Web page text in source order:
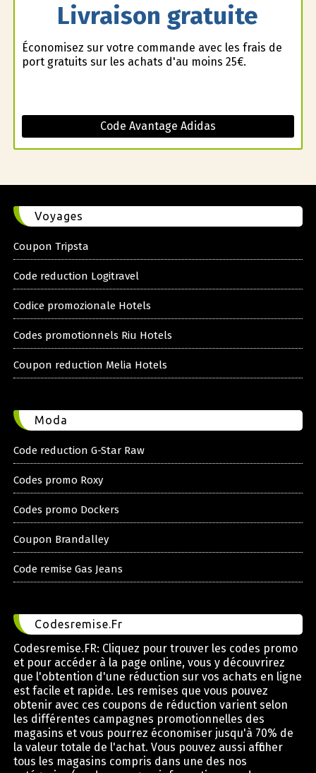
Livraison gratuite
Économisez sur votre commande avec les frais de
port gratuits sur les achats d'au moins 25€.
Code Avantage Adidas
Voyages
Coupon Tripsta
Code reduction Logitravel
Codice promozionale Hotels
Codes promotionnels Riu Hotels
Coupon reduction Melia Hotels
Moda
Code reduction G-Star Raw
Codes promo Roxy
Codes promo Dockers
Coupon Brandalley
Code remise Gas Jeans
Codesremise.Fr
Codesremise.FR: Cliquez pour trouver les codes promo
et pour accéder à la page online, vous y découvrirez
que l'obtention d'une réduction sur vos achats en ligne
est facile et rapide. Les remises que vous pouvez
obtenir avec ces coupons de réduction varient selon
les différentes campagnes promotionnelles des
magasins et vous pourrez économiser jusqu'à 70% de
la valeur totale de l'achat. Vous pouvez aussi afficher
tous les magasins compris dans une des nos